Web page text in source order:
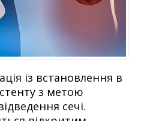
із встановлення в
з метою
сечі.